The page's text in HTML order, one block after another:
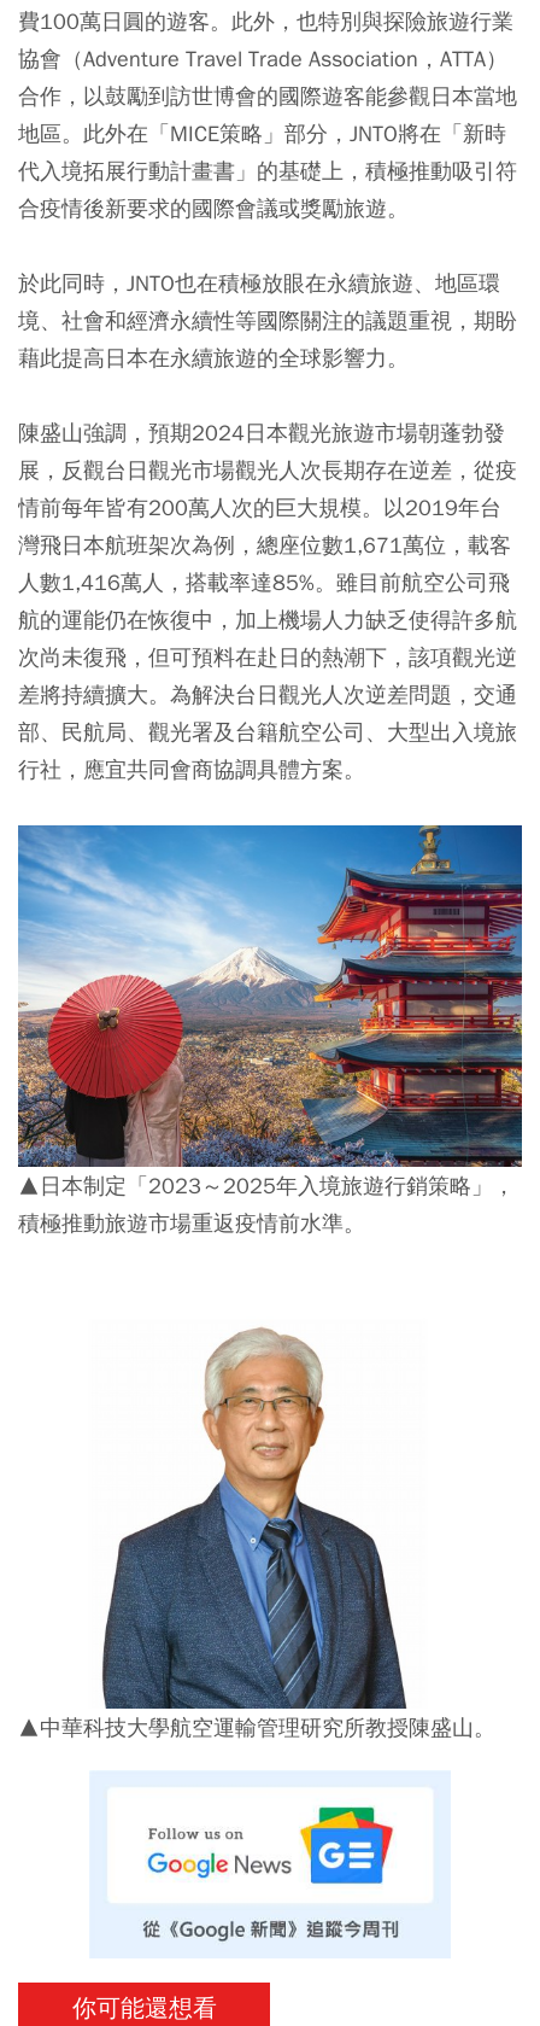
費100萬日圓的遊客。此外，也特別與探險旅遊行業
協會（Adventure Travel Trade Association，ATTA）
合作，以鼓勵到訪世博會的國際遊客能參觀日本當地
地區。此外在「MICE策略」部分，JNTO將在「新時
代入境拓展行動計畫書」的基礎上，積極推動吸引符
合疫情後新要求的國際會議或獎勵旅遊。
於此同時，JNTO也在積極放眼在永續旅遊、地區環
境、社會和經濟永續性等國際關注的議題重視，期盼
藉此提高日本在永續旅遊的全球影響力。
陳盛山強調，預期2024日本觀光旅遊市場朝蓬勃發
展，反觀台日觀光市場觀光人次長期存在逆差，從疫
情前每年皆有200萬人次的巨大規模。以2019年台
灣飛日本航班架次為例，總座位數1,671萬位，載客
人數1,416萬人，搭載率達85%。雖目前航空公司飛
航的運能仍在恢復中，加上機場人力缺乏使得許多航
次尚未復飛，但可預料在赴日的熱潮下，該項觀光逆
差將持續擴大。為解決台日觀光人次逆差問題，交通
部、民航局、觀光署及台籍航空公司、大型出入境旅
行社，應宜共同會商協調具體方案。
▲日本制定「2023～2025年入境旅遊行銷策略」，
積極推動旅遊市場重返疫情前水準。
▲中華科技大學航空運輸管理研究所教授陳盛山。
你可能還想看